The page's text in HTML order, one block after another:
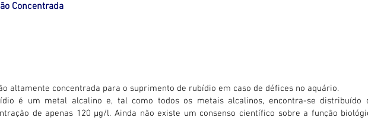
Concentrada
altamente concentrada para o suprimento de rubídio em caso de défices no aquário.
é um metal alcalino e, tal como todos os metais alcalinos, encontra-se
de apenas 120 µg/l. Ainda não existe um consenso científico sobre a função